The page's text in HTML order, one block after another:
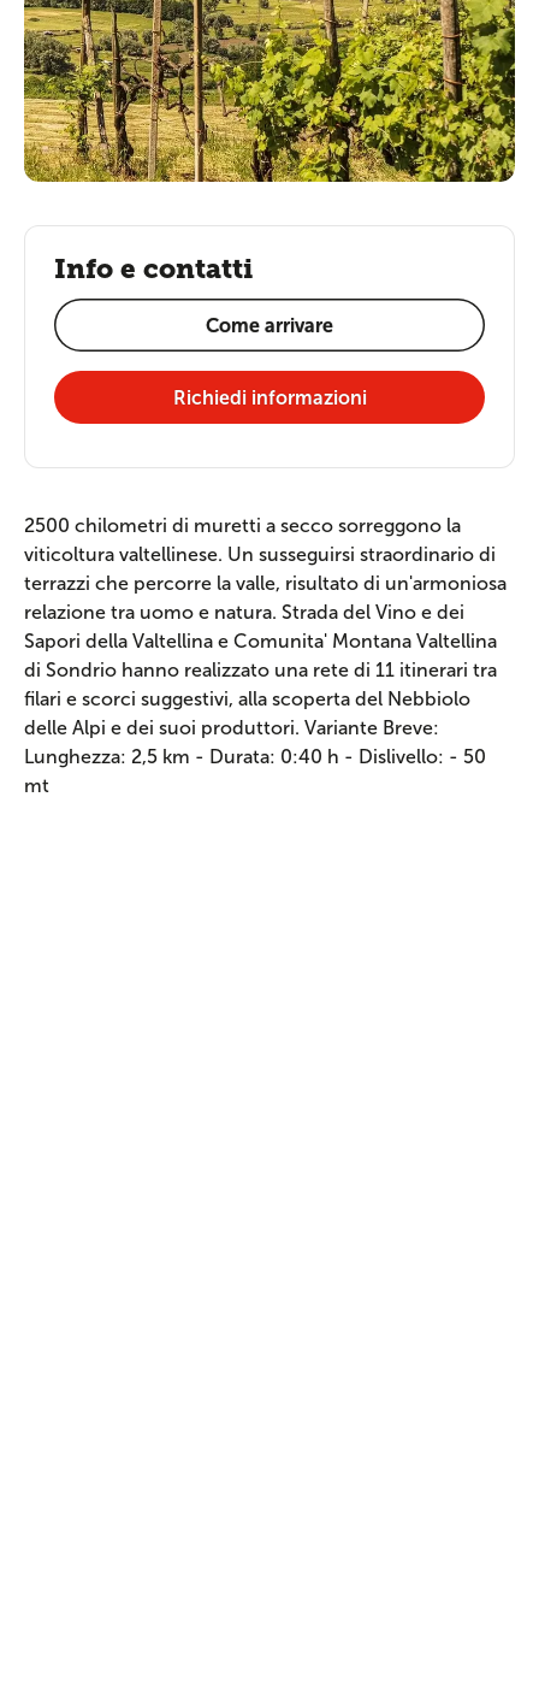
2500 chilometri di muretti a secco sorreggono la
viticoltura valtellinese. Un susseguirsi straordinario di
terrazzi che percorre la valle, risultato di un'armoniosa
relazione tra uomo e natura. Strada del Vino e dei
Sapori della Valtellina e Comunita' Montana Valtellina
di Sondrio hanno realizzato una rete di 11 itinerari tra
filari e scorci suggestivi, alla scoperta del Nebbiolo
delle Alpi e dei suoi produttori. Variante Breve:
Lunghezza: 2,5 km - Durata: 0:40 h - Dislivello: - 50
mt
Info e contatti
Come arrivare
Richiedi informazioni